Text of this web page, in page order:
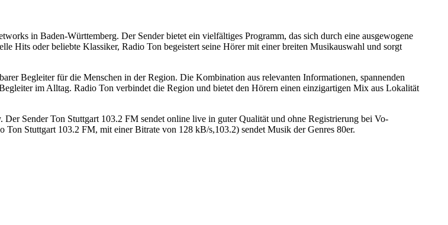
in Baden-Württemberg. Der Sender bietet ein vielfältiges Programm, das sich durch eine ausgewogene
Hits oder beliebte Klassiker, Radio Ton begeistert seine Hörer mit einer breiten Musikauswahl und sorgt
Begleiter für die Menschen in der Region. Die Kombination aus relevanten Informationen, spannenden
im Alltag. Radio Ton verbindet die Region und bietet den Hörern einen einzigartigen Mix aus Lokalität
Sender Ton Stuttgart 103.2 FM sendet online live in guter Qualität und ohne Registrierung bei Vo-
Stuttgart 103.2 FM, mit einer Bitrate von 128 kB/s,103.2) sendet Musik der Genres 80er.